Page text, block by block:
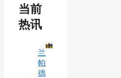
当前
热讯
兰
帕
德